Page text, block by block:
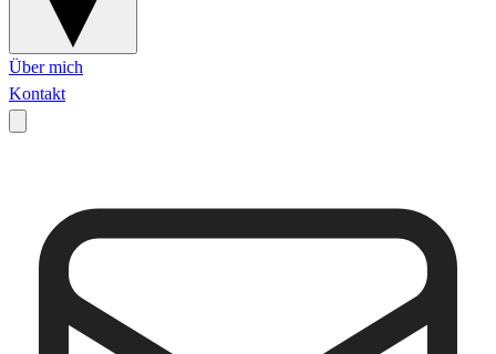
Über mich
Kontakt